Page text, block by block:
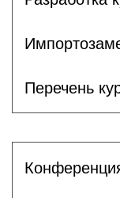
Перечень